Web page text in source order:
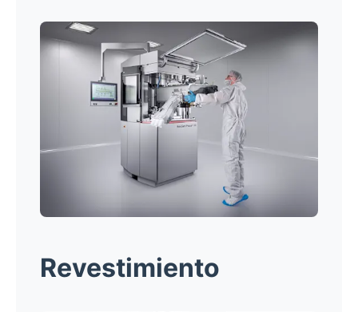
Revestimiento